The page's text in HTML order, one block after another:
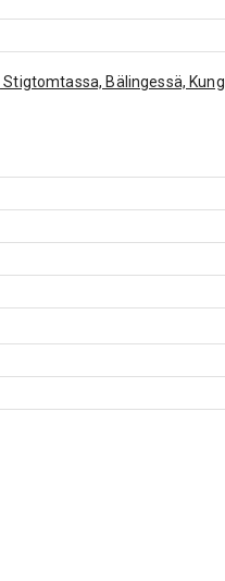
Bälingessä, Kung